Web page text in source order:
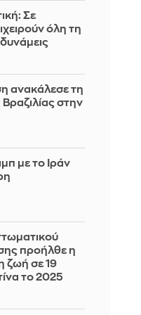
Σε
όλη τη
ανακάλεσε τη
στην
με το Ιράν
προήλθε η
ζωή σε 19
το 2025